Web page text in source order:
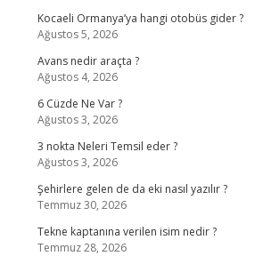
Kocaeli Ormanya’ya hangi otobüs gider ?
Ağustos 5, 2026
Avans nedir araçta ?
Ağustos 4, 2026
6 Cüzde Ne Var ?
Ağustos 3, 2026
3 nokta Neleri Temsil eder ?
Ağustos 3, 2026
Şehirlere gelen de da eki nasıl yazılır ?
Temmuz 30, 2026
Tekne kaptanına verilen isim nedir ?
Temmuz 28, 2026